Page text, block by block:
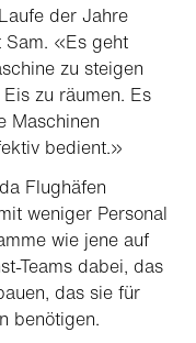
der Jahre
«Es geht
zu steigen
zu räumen. Es
Maschinen
bedient.»
Flughäfen
weniger Personal
wie jene auf
Teams dabei, das
das sie für
benötigen.